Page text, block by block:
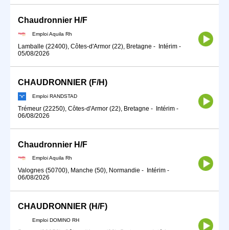
Chaudronnier H/F
Emploi Aquila Rh
Lamballe (22400), Côtes-d'Armor (22), Bretagne - Intérim -
05/08/2026
CHAUDRONNIER (F/H)
Emploi RANDSTAD
Trémeur (22250), Côtes-d'Armor (22), Bretagne - Intérim -
06/08/2026
Chaudronnier H/F
Emploi Aquila Rh
Valognes (50700), Manche (50), Normandie - Intérim -
06/08/2026
CHAUDRONNIER (H/F)
Emploi DOMINO RH